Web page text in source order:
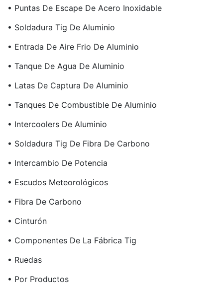
• Puntas De Escape De Acero Inoxidable
• Soldadura Tig De Aluminio
• Entrada De Aire Frio De Aluminio
• Tanque De Agua De Aluminio
• Latas De Captura De Aluminio
• Tanques De Combustible De Aluminio
• Intercoolers De Aluminio
• Soldadura Tig De Fibra De Carbono
• Intercambio De Potencia
• Escudos Meteorológicos
• Fibra De Carbono
• Cinturón
• Componentes De La Fábrica Tig
• Ruedas
• Por Productos